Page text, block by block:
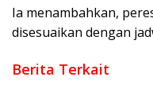
Ia menambahkan,
disesuaikan dengan
Berita Terkait